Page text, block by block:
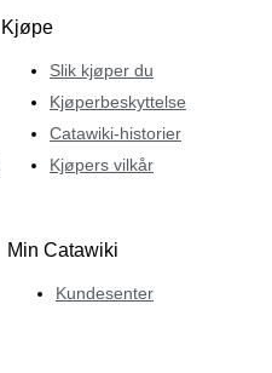
Kjøpe
Slik kjøper du
Kjøperbeskyttelse
Catawiki-historier
Kjøpers vilkår
Min Catawiki
Kundesenter